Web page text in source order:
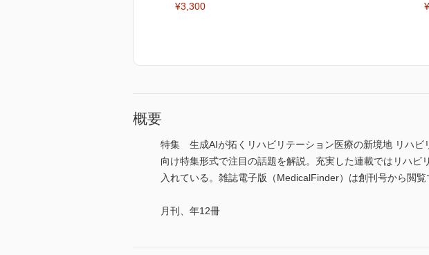
¥3,300
概要
特集 生成AIが拓くリハビリテーション医療の新境地 リハビ
向け特集形式で注目の話題を解説。充実した連載ではリハ
入れている。雑誌電子版（MedicalFinder）は創刊号から閲
月刊、年12冊